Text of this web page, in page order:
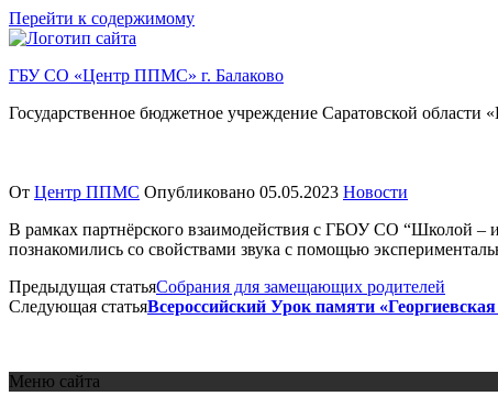
Перейти к содержимому
ГБУ СО «Центр ППМС» г. Балаково
Государственное бюджетное учреждение Саратовской области
От Центр ППМС Опубликовано 05.05.2023 Новости
В рамках партнёрского взаимодействия с ГБОУ СО “Школой –
познакомились со свойствами звука с помощью
Предыдущая статьяСобрания для замещающих родителей
Следующая статьяВсероссийский Урок памяти
Меню сайта